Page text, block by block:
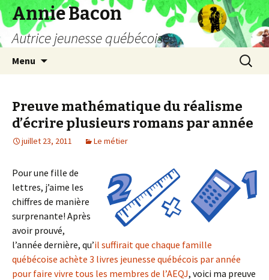
Annie Bacon
Autrice jeunesse québécoise
Menu
Preuve mathématique du réalisme
d’écrire plusieurs romans par année
juillet 23, 2011 Le métier
Pour une fille de
lettres, j’aime les
chiffres de manière
surprenante! Après
avoir prouvé,
l’année dernière, qu’il suffirait que chaque famille
québécoise achète 3 livres jeunesse québécois par année
pour faire vivre tous les membres de l’AEQJ, voici ma preuve